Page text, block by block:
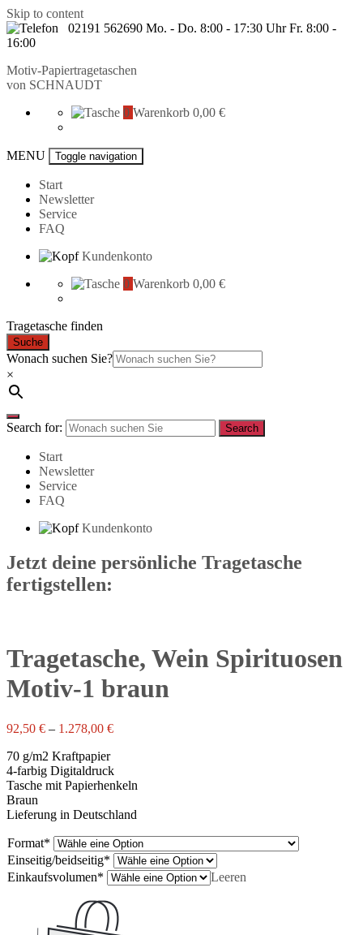
Skip to content
02191 562690 Mo. - Do. 8:00 - 17:30 Uhr Fr. 8:00 -
16:00
Motiv-Papiertragetaschen
von SCHNAUDT
0 Warenkorb 0,00 €
MENU Toggle navigation
Start
Newsletter
Service
FAQ
Kundenkonto
0 Warenkorb 0,00 €
Tragetasche finden
Suche
Wonach suchen Sie?
×
Search for: Search
Start
Newsletter
Service
FAQ
Kundenkonto
Jetzt deine persönliche Tragetasche
fertigstellen:
Tragetasche, Wein Spirituosen
Motiv-1 braun
92,50 € – 1.278,00 €
70 g/m2 Kraftpapier
4-farbig Digitaldruck
Tasche mit Papierhenkeln
Braun
Lieferung in Deutschland
Format*
Einseitig/beidseitig*
Einkaufsvolumen* Leeren